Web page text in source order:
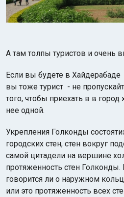
А там толпы туристов и очень
Если вы будете в Хайдерабаде
вы тоже турист - не
того, чтобы приехать в в
нее одной.
Укрепления Голконды
городских стен, стен вокруг
самой цитадели на вершине
протяженность стен Голконды.
говорится ли о наружном
или это протяженность всех